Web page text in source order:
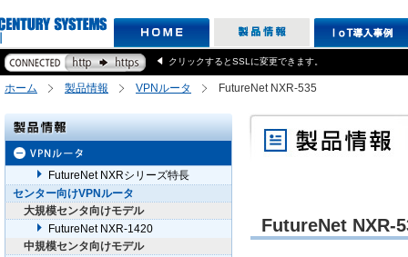
クリックするとSSLに変更できます。
ホーム 製品情報 VPNルータ FutureNet NXR-535
FutureNet NXR-
FutureNet NXRシリーズ特長
センター向けVPNルータ
大規模センタ向けモデル
FutureNet NXR-1420
中規模センタ向けモデル